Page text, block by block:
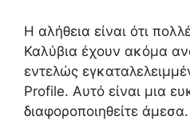
Η αλήθεια είναι ότι
Καλύβια έχουν ακόμα
εντελώς
Profile. Αυτό είναι μια
διαφοροποιηθείτε άμεσα.